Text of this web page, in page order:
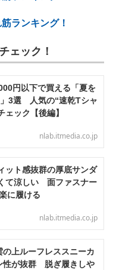
ランキング！
ェック！
円以下で買える「夏を
3選 人気の“速乾Tシャ
ェック【後編】
nlab.itmedia.co.jp
ット感抜群の厚底サンダ
て涼しい 面ファスナー
に履ける
nlab.itmedia.co.jp
の上ルーフレススニーカ
性が抜群 脱ぎ履きしや